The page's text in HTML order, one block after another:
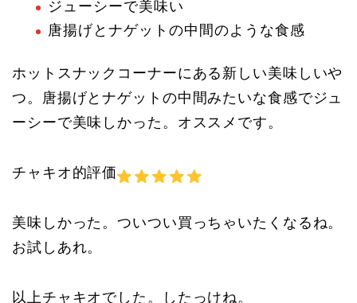
ジューシーで美味い
唐揚げとナゲットの中間のような食感
ホットスナックコーナーにある新しい美味しいや
つ。唐揚げとナゲットの中間みたいな食感でジュ
ーシーで美味しかった。オススメです。
チャキオ的評価
美味しかった。ついつい買っちゃいたくなるね。
お試しあれ。
以上チャキオでした。したっけね。